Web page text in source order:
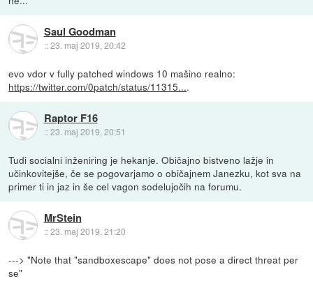
Saul Goodman
::23. maj 2019, 20:42
evo vdor v fully patched windows 10 mašino realno:
https://twitter.com/0patch/status/11315....
Raptor F16
::23. maj 2019, 20:51
Tudi socialni inženiring je hekanje. Običajno bistveno lažje in
učinkovitejše, če se pogovarjamo o običajnem Janezku, kot sva na
primer ti in jaz in še cel vagon sodelujočih na forumu.
MrStein
::23. maj 2019, 21:20
---> "Note that "sandboxescape" does not pose a direct threat per
se"